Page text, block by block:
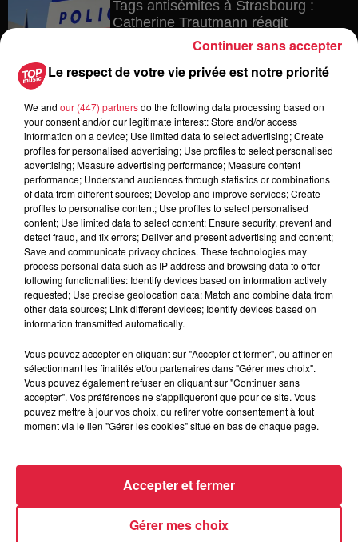
Tags antisémites à Strasbourg :
Catherine Trautmann réagit
Au zoo de Mulhouse : rencontre
avec les flamants rouges
6 août 2026
Les dernières infos sur la venue du
pape à Metz en septembre
Dans la même série
Thierry du Domaine Wunsch et
Mann à Wettolsheim !
Wettolsheim !
Fanny nous présente le festival
Le respect de votre vie privée est notre priorité
We and our (447) partnersdo the following data processing based on
your consent and/or our legitimate interest: Store and/or access
information on a device; Use limited data to select advertising; Create
profiles for personalised advertising; Use profiles to select personalised
advertising; Measure advertising performance; Measure content
performance; Understand audiences through statistics or combinations
of data from different sources; Develop and improve services; Create
profiles to personalise content; Use profiles to select personalised
content; Use limited data to select content; Ensure security, prevent and
detect fraud, and fix errors; Deliver and present advertising and content;
Save and communicate privacy choices. These technologies may
process personal data such as IP address and browsing data to offer
following functionalities: Identify devices based on information actively
requested; Use precise geolocation data; Match and combine data from
other data sources; Link different devices; Identify devices based on
information transmitted automatically.
Vous pouvez accepter en cliquant sur "Accepter et fermer", ou affiner en
sélectionnant les finalités et/ou partenaires dans "Gérer mes choix".
Vous pouvez également refuser en cliquant sur "Continuer sans
accepter". Vos préférences ne s'appliqueront que pour ce site. Vous
pouvez mettre à jour vos choix, ou retirer votre consentement à tout
moment via le lien "Gérer les cookies" situé en bas de chaque page.
Gérer mes choix
Accepter et fermer
Continuer sans accepter